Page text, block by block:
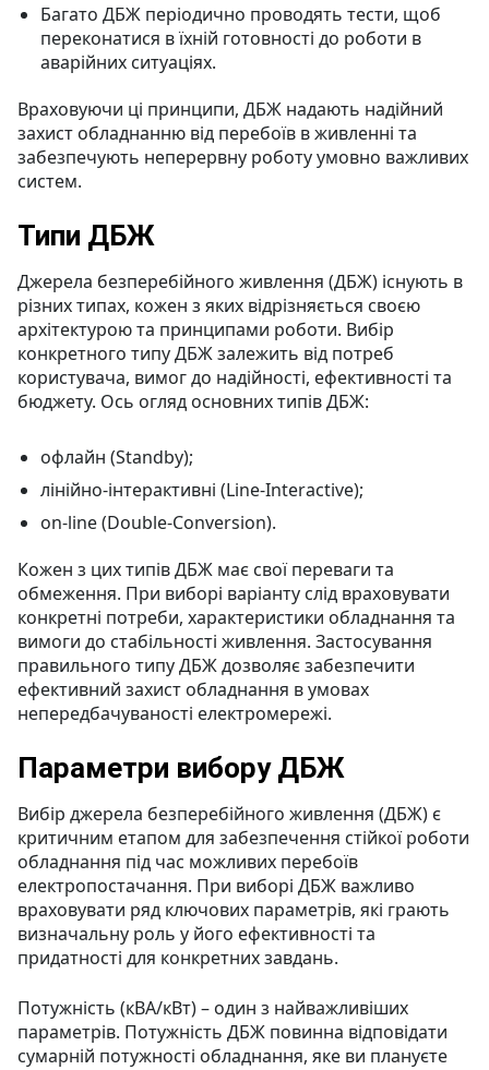
Багато ДБЖ періодично проводять тести, щоб
переконатися в їхній готовності до роботи в
аварійних ситуаціях.
Враховуючи ці принципи, ДБЖ надають надійний
захист обладнанню від перебоїв в живленні та
забезпечують неперервну роботу умовно важливих
систем.
Типи ДБЖ
Джерела безперебійного живлення (ДБЖ) існують в
різних типах, кожен з яких відрізняється своєю
архітектурою та принципами роботи. Вибір
конкретного типу ДБЖ залежить від потреб
користувача, вимог до надійності, ефективності та
бюджету. Ось огляд основних типів ДБЖ:
офлайн (Standby);
лінійно-інтерактивні (Line-Interactive);
оn-line (Double-Conversion).
Кожен з цих типів ДБЖ має свої переваги та
обмеження. При виборі варіанту слід враховувати
конкретні потреби, характеристики обладнання та
вимоги до стабільності живлення. Застосування
правильного типу ДБЖ дозволяє забезпечити
ефективний захист обладнання в умовах
непередбачуваності електромережі.
Параметри вибору ДБЖ
Вибір джерела безперебійного живлення (ДБЖ) є
критичним етапом для забезпечення стійкої роботи
обладнання під час можливих перебоїв
електропостачання. При виборі ДБЖ важливо
враховувати ряд ключових параметрів, які грають
визначальну роль у його ефективності та
придатності для конкретних завдань.
Потужність (кВА/кВт) – один з найважливіших
параметрів. Потужність ДБЖ повинна відповідати
сумарній потужності обладнання, яке ви плануєте